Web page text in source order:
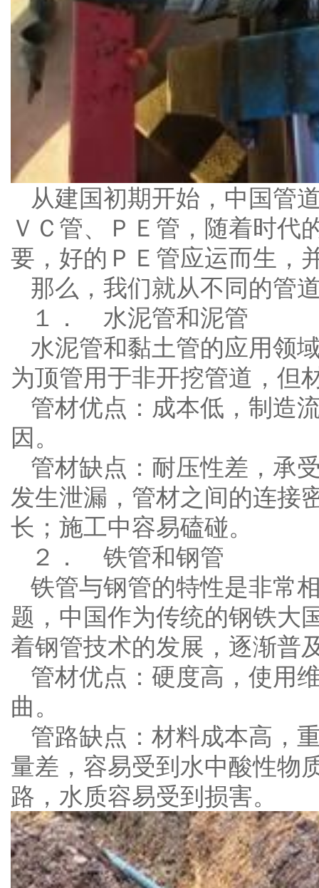
从建国初期开始，中国管
ＶＣ管、ＰＥ管，随着时代
要，好的ＰＥ管应运而生，
那么，我们就从不同的管
１． 水泥管和泥管
水泥管和黏土管的应用领
为顶管用于非开挖管道，但
管材优点：成本低，制造
因。
管材缺点：耐压性差，承
发生泄漏，管材之间的连接
长；施工中容易磕碰。
２． 铁管和钢管
铁管与钢管的特性是非常
题，中国作为传统的钢铁大
着钢管技术的发展，逐渐普
管材优点：硬度高，使用
曲。
管路缺点：材料成本高，
量差，容易受到水中酸性物
路，水质容易受到损害。